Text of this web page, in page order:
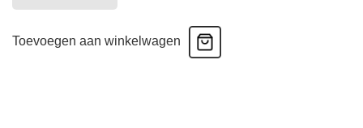
-
Toevoegen aan winkelwagen